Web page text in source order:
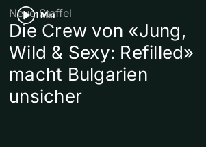
1 Min
Neue Staffel
Die Crew von «Jung,
Wild & Sexy: Refilled»
macht Bulgarien
unsicher